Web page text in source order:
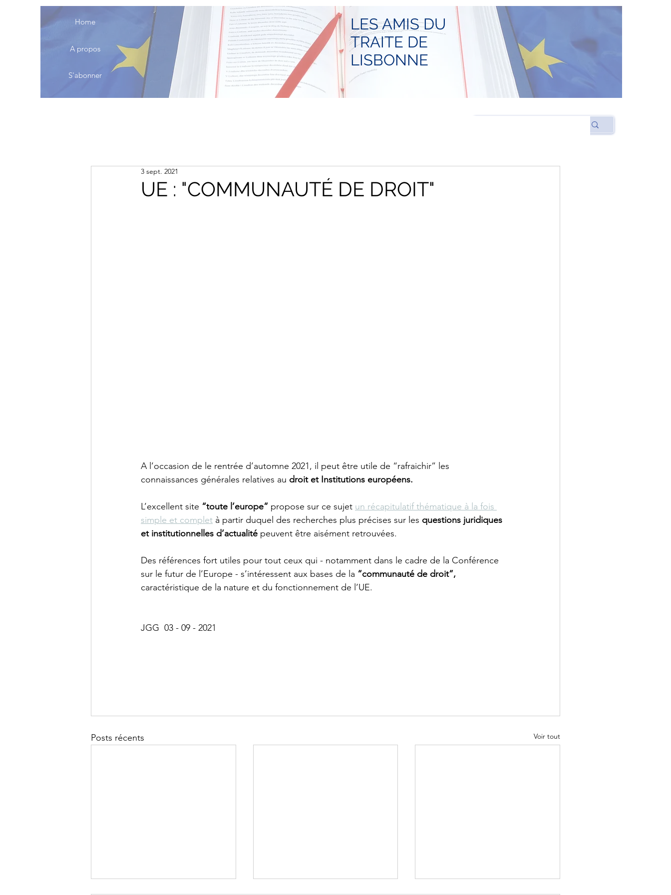
LES AMIS DU
TRAITE DE
LISBONNE
Home
A propos
S'abonner
UE : "COMMUNAUTÉ DE DROIT"
3 sept. 2021
A l’occasion de le rentrée d’automne 2021, il peut être utile de “rafraichir” les
connaissances générales relatives au droit et Institutions européens.
L’excellent site “toute l’europe” propose sur ce sujet un récapitulatif thématique à la fois
simple et complet à partir duquel des recherches plus précises sur les questions juridiques
et institutionnelles d’actualité peuvent être aisément retrouvées.
Des références fort utiles pour tout ceux qui - notamment dans le cadre de la Conférence
sur le futur de l’Europe - s’intéressent aux bases de la “communauté de droit”,
caractéristique de la nature et du fonctionnement de l’UE.
JGG  03 - 09 - 2021
Posts récents Voir tout